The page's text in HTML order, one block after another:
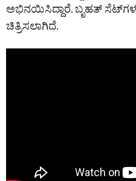
ಅಭಿನಯಿಸಿದ್ದಾರೆ. ಬೃಹತ್‌
ಚಿತ್ರಿಸಲಾಗಿದೆ.